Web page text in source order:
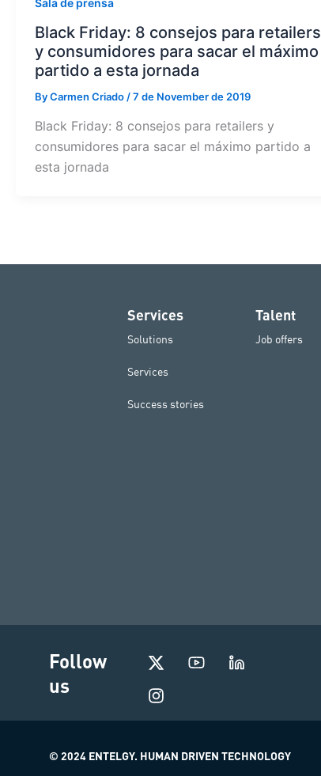
Sala de prensa
Black Friday: 8 consejos para retailers
y consumidores para sacar el máximo
partido a esta jornada
ByCarmen Criado /7 de November de 2019
Black Friday: 8 consejos para retailers y
consumidores para sacar el máximo partido a
esta jornada
Services
Solutions
Services
Success stories
Talent
Job offers
Follow
us
I
n
s
t
a
r
© 2024 ENTELGY. HUMAN DRIVEN TECHNOLOGY